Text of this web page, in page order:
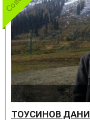
ТОУСИНОВ